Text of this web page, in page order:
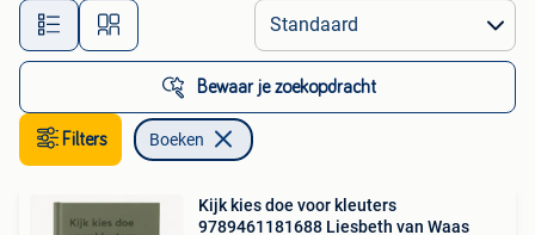
Alle afstanden…
Bewaar je zoekopdracht
Filters Boeken
Kijk kies doe voor kleuters
9789461181688 Liesbeth van Waas